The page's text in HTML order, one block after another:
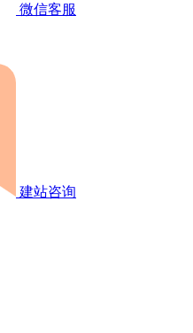
微信客服
建站咨询